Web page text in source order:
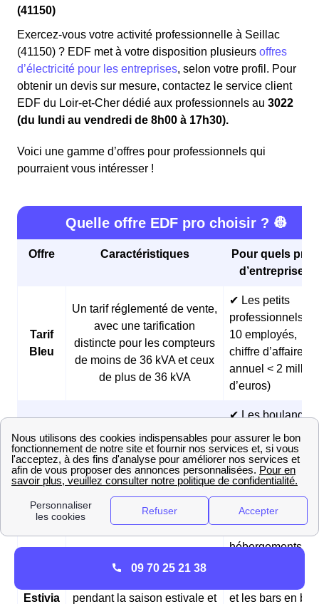
(41150)
Exercez-vous votre activité professionnelle à Seillac
(41150) ? EDF met à votre disposition plusieurs offres
d’électricité pour les entreprises, selon votre profil. Pour
obtenir un devis sur mesure, contactez le service client
EDF du Loir-et-Cher dédié aux professionnels au 3022
(du lundi au vendredi de 8h00 à 17h30).
Voici une gamme d’offres pour professionnels qui
pourraient vous intéresser !
Quelle offre EDF pro choisir ? 👷
Offre Caractéristiques
Pour quels
d’entreprises
Tarif
Bleu
Un tarif réglementé de vente,
avec une tarification
distincte pour les compteurs
de moins de 36 kVA et ceux
de plus de 36 kVA
✔ Les petits
professionnels (<
10 employés,
chiffre d’affaires
annuel < 2
d’euros)
Offre
Matina
Des prix fixes sur 3 ans et
des tarifs réduits pendant les
heures creuses du matin
✔ Les
et les pâtisseries
✔ Les fermes
✔ Les
professionnels
matinaux
Estivia
Des prix fixes sur 3 ans et
pendant la saison estivale et
hébergements
✔ Les restaurants
et les bars en
09 70 25 21 38